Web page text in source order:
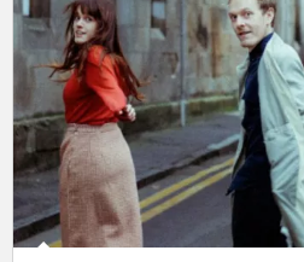
Veni, vidi, vici !